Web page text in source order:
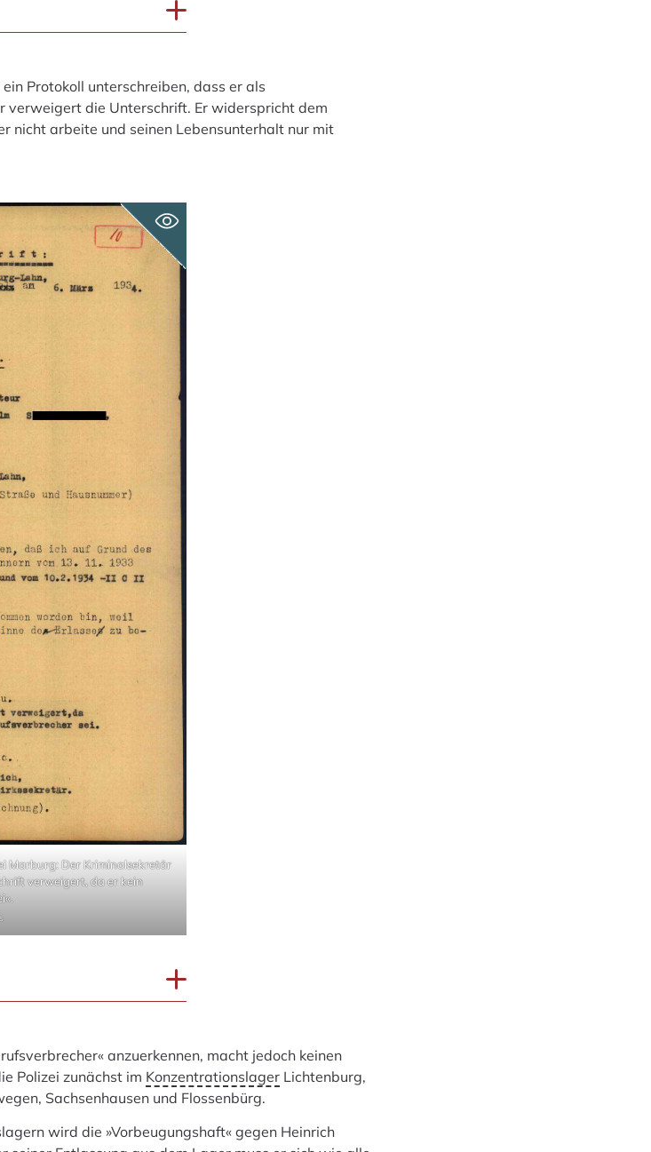
Protokoll unterschreiben, dass er als
verweigert die Unterschrift. Er widerspricht dem
nicht arbeite und seinen Lebensunterhalt nur mit
Marburg: Der Kriminalsekretär
verweigert, da er kein
anzuerkennen, macht jedoch keinen
Polizei zunächst im Konzentrationslager Lichtenburg,
Sachsenhausen und Flossenbürg.
wird die »Vorbeugungshaft« gegen Heinrich